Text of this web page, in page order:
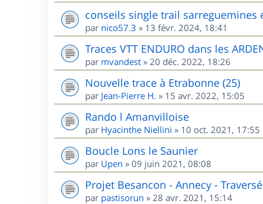
conseils single trail sarreguemines
par nico57.3 » 13 févr. 2024, 18:41
Traces VTT ENDURO dans les
par mvandest » 20 déc. 2022, 18:26
Nouvelle trace à Etrabonne (25)
par Jean-Pierre H. » 15 avr. 2022, 15:05
Rando l Amanvilloise
par Hyacinthe Niellini » 10 oct. 2021, 17:55
Boucle Lons le Saunier
par Upen » 09 juin 2021, 08:08
Projet Besancon - Annecy -
par pastisorun » 28 avr. 2021, 15:14